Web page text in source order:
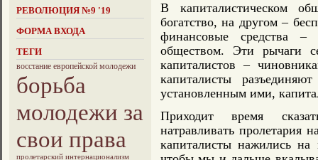
РЕВОЛЮЦИЯ №9 '19
ФОРМА ВХОДА
ТЕГИ
восстание европейской молодежи
борьба
молодежи за
свои права
пролетарский интернационализм
В капиталистическом
богатство, на другом –
финансовые средства –
обществом. Эти рычаги
капиталистов –
капиталисты
установленным ими,
Приходит время
натравливать пролетария
капиталисты нажились